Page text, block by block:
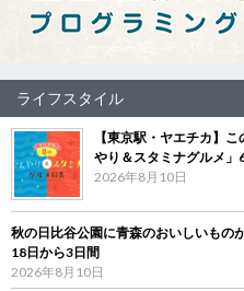
ライフスタイル
【東京駅・ヤエチカ】
やり＆スタミナグルメ」
2026年8月10日
秋の日比谷公園に青森のおいしいも
18日から3日間
2026年8月10日